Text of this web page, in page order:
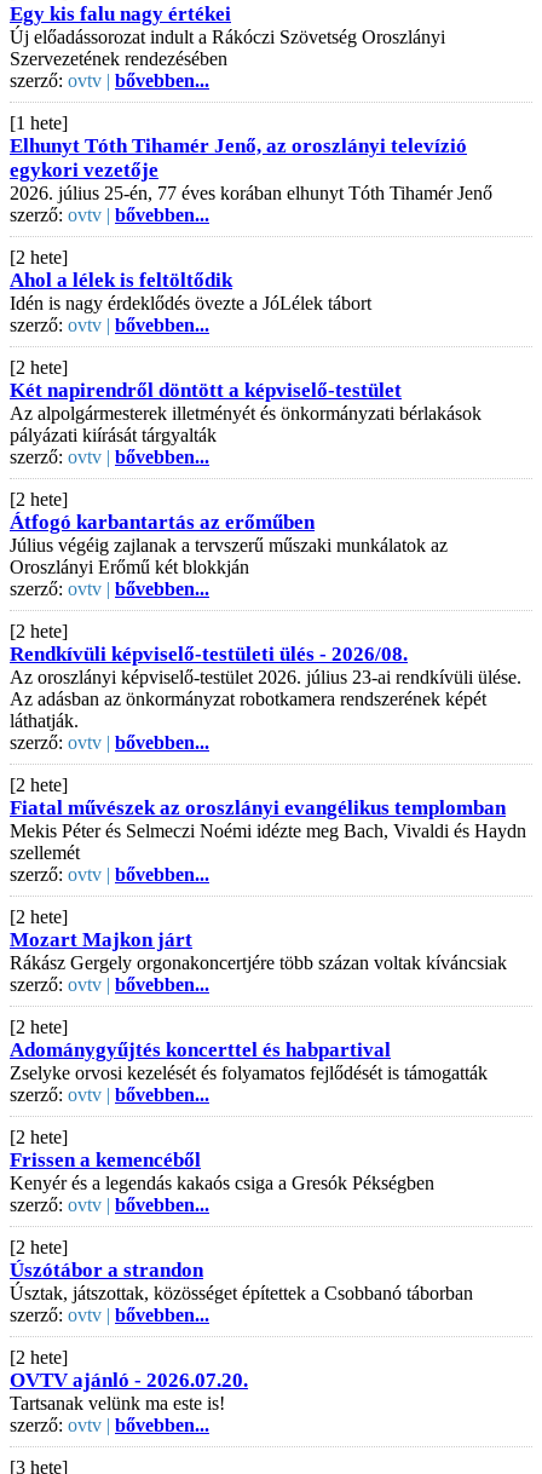
Egy kis falu nagy értékei
Új előadássorozat indult a Rákóczi Szövetség Oroszlányi
Szervezetének rendezésében
szerző: ovtv | bővebben...
[1 hete]
Elhunyt Tóth Tihamér Jenő, az oroszlányi televízió
egykori vezetője
2026. július 25-én, 77 éves korában elhunyt Tóth Tihamér Jenő
szerző: ovtv | bővebben...
[2 hete]
Ahol a lélek is feltöltődik
Idén is nagy érdeklődés övezte a JóLélek tábort
szerző: ovtv | bővebben...
[2 hete]
Két napirendről döntött a képviselő-testület
Az alpolgármesterek illetményét és önkormányzati bérlakások
pályázati kiírását tárgyalták
szerző: ovtv | bővebben...
[2 hete]
Átfogó karbantartás az erőműben
Július végéig zajlanak a tervszerű műszaki munkálatok az
Oroszlányi Erőmű két blokkján
szerző: ovtv | bővebben...
[2 hete]
Rendkívüli képviselő-testületi ülés - 2026/08.
Az oroszlányi képviselő-testület 2026. július 23-ai rendkívüli ülése.
Az adásban az önkormányzat robotkamera rendszerének képét
láthatják.
szerző: ovtv | bővebben...
[2 hete]
Fiatal művészek az oroszlányi evangélikus templomban
Mekis Péter és Selmeczi Noémi idézte meg Bach, Vivaldi és Haydn
szellemét
szerző: ovtv | bővebben...
[2 hete]
Mozart Majkon járt
Rákász Gergely orgonakoncertjére több százan voltak kíváncsiak
szerző: ovtv | bővebben...
[2 hete]
Adománygyűjtés koncerttel és habpartival
Zselyke orvosi kezelését és folyamatos fejlődését is támogatták
szerző: ovtv | bővebben...
[2 hete]
Frissen a kemencéből
Kenyér és a legendás kakaós csiga a Gresók Pékségben
szerző: ovtv | bővebben...
[2 hete]
Úszótábor a strandon
Úsztak, játszottak, közösséget építettek a Csobbanó táborban
szerző: ovtv | bővebben...
[2 hete]
OVTV ajánló - 2026.07.20.
Tartsanak velünk ma este is!
szerző: ovtv | bővebben...
[3 hete]